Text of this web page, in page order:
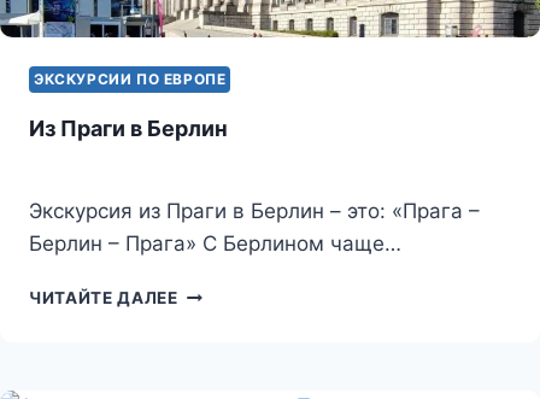
ЭКСКУРСИИ ПО ЕВРОПЕ
Из Праги в Берлин
Экскурсия из Праги в Берлин – это: «Прага –
Берлин – Прага» С Берлином чаще…
ЧИТАЙТЕ ДАЛЕЕИЗ